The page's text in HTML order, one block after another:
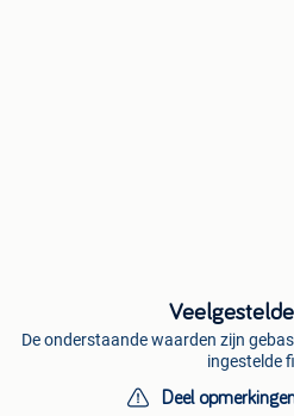
De onderstaande waarden zijn
ingestelde
Deel